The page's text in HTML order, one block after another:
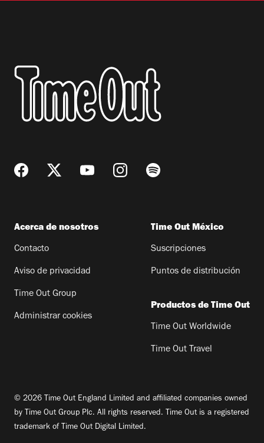
Acerca de nosotros
Contacto
Aviso de privacidad
Time Out Group
Administrar cookies
Time Out México
Suscripciones
Puntos de distribución
Productos de Time Out
Time Out Worldwide
Time Out Travel
© 2026 Time Out England Limited and affiliated companies owned
by Time Out Group Plc. All rights reserved. Time Out is a registered
trademark of Time Out Digital Limited.